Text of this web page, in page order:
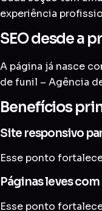
experiência
SEO desde a
A página já nasce
de funil – Agência
Benefícios
Site responsivo
Esse ponto
Páginas leves
Esse ponto